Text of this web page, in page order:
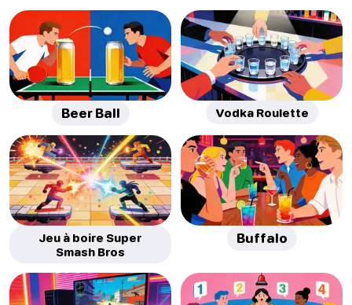
Beer Ball Vodka Roulette
Jeu à boire Super
Smash Bros
Buffalo